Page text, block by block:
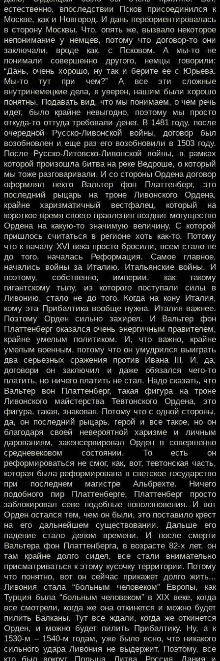
естественно, впоследствии Псков присоединился к
Москве, как и Новгород. И дань переориентировалась
в сторону Москвы. Что, опять же, вызвало некоторое
непонимание у немцев, потому что договор-то они
заключали, вроде как, с Псковом. А мы-то не
понимали совершенно другого, немцы говорили:
“Дань, очень хорошо, ну так и берите ее с Юрьева.
Мы-то тут при чем?” А все эти сложные
внутринемецкие дела, я уверен, нашим были хорошо
понятны. Подавать вид, что мы понимаем, о чем речь
идет, было крайне невыгодно, поэтому мы просто
откуда-то оттуда требовали денег. В 1481 году, после
очередной Русско-Ливонской войны, договор был
возобновлен и еще раз его возобновили в 1503 году.
После Русско-Литовско-Ливонской войны, в рамках
которой произошла битва на реке Ведроше, о который
мы тоже разговаривали. И со стороны Ордена договор
оформлял некто Вальтер фон Платтенберг, это
последний рыцарь на троне Ливонского Ордена,
крайне харизматичный вестфалец, который на
короткое время своего правления воздвиг могущество
Ордена на какую-то значимую величину. С которой
пришлось считаться в регионе хоть как-то. Потому
что к началу XVI века просто бросили, всем стало не
до того, началась Реформация. Самое главное,
начались войны за Италию. Итальянские войны. И
поэтому, собственно, империи, как такому
гигантскому тылу, из которого поступали силы в
Ливонию, стало не до того. Когда на кону Италия,
кому эта Прибалтика вообще нужна. Италия важнее.
Поэтому Орден сильно захирел. И Вальтер фон
Платтенберг оказался очень энергичным правителем,
крайне умелым политиком. И, что важно, крайне
умелым военным, потому что он умудрился выиграть
два серьезных сражения против Ивана III. И, да,
договори он заключил и даже обязался чего-то
платить, но ничего платить не стал. Надо сказать, что
Вальтер вон Платтенберг, такая фигура на троне
Ливонского майстерства Тевтонского Ордена, это
фигура, такая, знаковая. Потому что с одной стороны,
да, он последний рыцарь, герой и все такое, но он
благодаря своей невероятной харизме и личным
дарованиям, законсервировал Орден в совершенно
средневековом состоянии. То есть он
реформироваться не смог, как, вот, тевтонская часть,
которая была реформирована в светское государство
при последнем магистре Альбрехте. Ничего
подобного пир Платтенберге, Платтенберг просто
заблокировал севе подобные поползновения. И вот
Орден остался тем, чем он были, это поставило крест
на его дальнейшем существовании. Дальше его
падение стало делом времени. И после смерти
Вальтера фон Платтенберга, в возрасте 82-х лет, он
там крайне долго сидел, все стали внимательно
присматриваться к этому кусочку территории. Потому
что понятно, вот он сейчас прикажет долго жить...
Ливония стала “больным человеком” Европы, как
Турция была “больным человеком” в XIX веке, когда
все смотрели, когда же она откинется и можно будет
пилить Балканы. Тут все ждали, когда же откинется
Орден, и можно будет пилить Прибалтику. Ну, а к
1530-м – 1540-м годам, уже было ясно, что никакого
сильного удара Ливония не выдержит. Поэтому, все